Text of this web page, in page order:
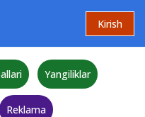
Kirish
Yangiliklar
Reklama